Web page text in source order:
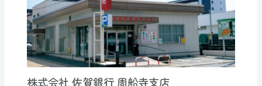
株式会社 佐賀銀行 周船寺支店